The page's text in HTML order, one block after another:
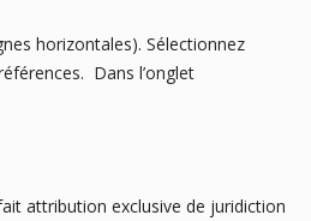
horizontales). Sélectionnez
Dans l’onglet
attribution exclusive de juridiction